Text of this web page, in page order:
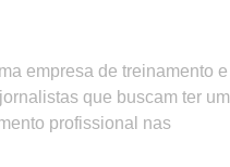
empresa de treinamento e
que buscam ter um
profissional nas